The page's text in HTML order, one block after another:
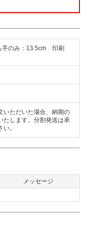
のみ：13.5cm 印刷
いただいた場合、納期の
たします。分割発送は承
。
メッセージ